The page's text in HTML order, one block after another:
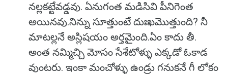
నల్లకట్టేవడ్డవు. ఏనుగంత మడిసివి పీనిగెంత
అయినవు.నిన్ను సూత్తుంటే దుఃఖమొత్తుంది? నీ
మాటల్లనే అస్లిషయం అర్తమైంది.ఏం కాదు తీ.
అంత నమ్మిచ్చి మోసం సేశేటోళ్ళు ఎక్కడో ఓకాడ
వుంటరు. ఇంకా మంచోళ్ళు ఉండ్రు గనుకనే గీ లోకం